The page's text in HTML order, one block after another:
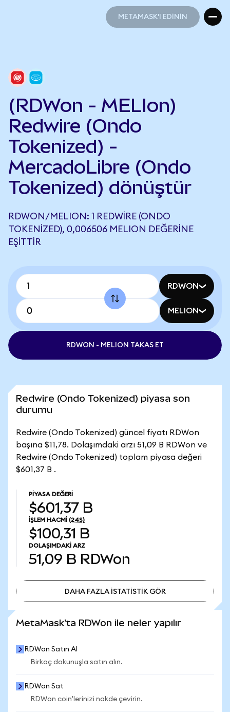
METAMASK'I EDİNİN
(RDWon - MELIon)
Redwire (Ondo
Tokenized) -
MercadoLibre (Ondo
Tokenized) dönüştür
RDWON/MELION: 1 REDWIRE (ONDO
TOKENIZED), 0,006506 MELION DEĞERINE
EŞITTIR
RDWON
MELION
RDWON - MELION TAKAS ET
Redwire (Ondo Tokenized) piyasa son
durumu
Redwire (Ondo Tokenized) güncel fiyatı RDWon
başına $11,78. Dolaşımdaki arzı 51,09 B RDWon ve
Redwire (Ondo Tokenized) toplam piyasa değeri
$601,37 B .
PIYASA DEĞERI
$601,37 B
İŞLEM HACMI (24S)
$100,31 B
DOLAŞIMDAKI ARZ
51,09 B RDWon
DAHA FAZLA İSTATİSTİK GÖR
MetaMask'ta RDWon ile neler yapılır
RDWon Satın Al
Birkaç dokunuşla satın alın.
RDWon Sat
RDWon coin'lerinizi nakde çevirin.